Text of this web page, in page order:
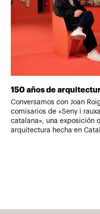
150 años de
Conversamos con Joan
comisarios de «Seny i
catalana», una exposición
arquitectura hecha en